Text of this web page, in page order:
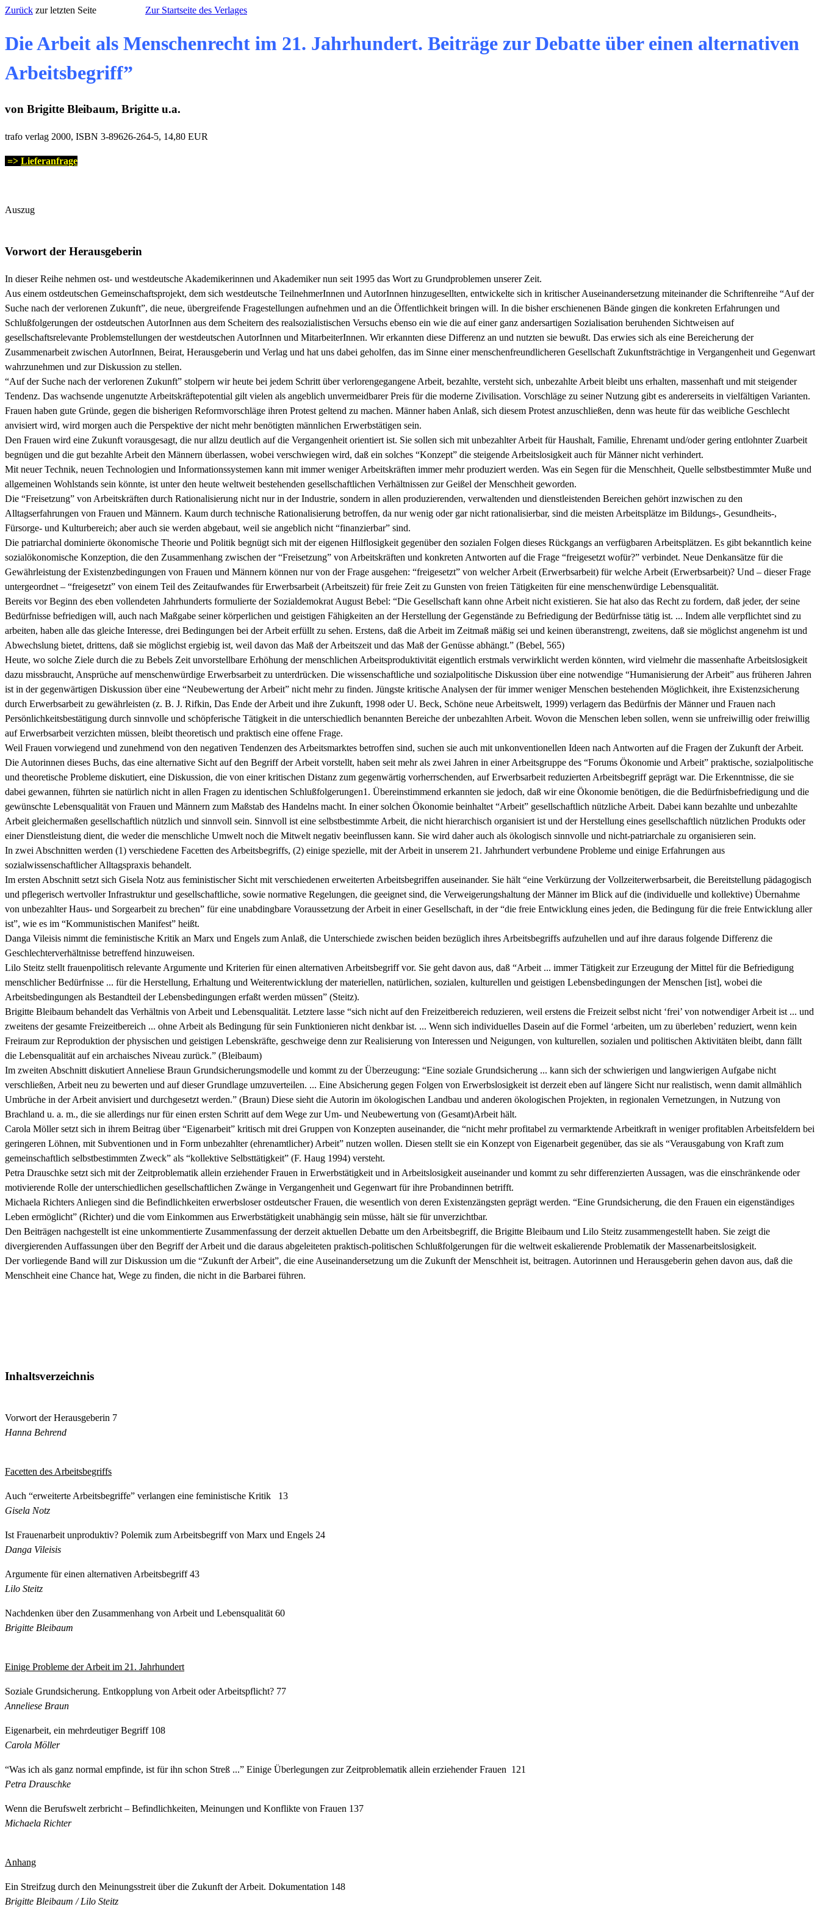
Zurück zur letzten Seite Zur Startseite des Verlages
Die Arbeit als Menschenrecht im 21. Jahrhundert. Beiträge zur Debatte über einen alternativen
Arbeitsbegriff”
von Brigitte Bleibaum, Brigitte u.a.
trafo verlag 2000, ISBN 3-89626-264-5, 14,80 EUR
=> Lieferanfrage
Auszug
Vorwort der Herausgeberin
In dieser Reihe nehmen ost- und westdeutsche Akademikerinnen und Akademiker nun seit 1995 das Wort zu Grundproblemen unserer Zeit.
Aus einem ostdeutschen Gemeinschaftsprojekt, dem sich westdeutsche TeilnehmerInnen und AutorInnen hinzugesellten, entwickelte sich in kritischer Auseinandersetzung miteinander die Schriftenreihe “Auf der
Suche nach der verlorenen Zukunft”, die neue, übergreifende Fragestellungen aufnehmen und an die Öffentlichkeit bringen will. In die bisher erschienenen Bände gingen die konkreten Erfahrungen und
Schlußfolgerungen der ostdeutschen AutorInnen aus dem Scheitern des realsozialistischen Versuchs ebenso ein wie die auf einer ganz andersartigen Sozialisation beruhenden Sichtweisen auf
gesellschaftsrelevante Problemstellungen der westdeutschen AutorInnen und MitarbeiterInnen. Wir erkannten diese Differenz an und nutzten sie bewußt. Das erwies sich als eine Bereicherung der
Zusammenarbeit zwischen AutorInnen, Beirat, Herausgeberin und Verlag und hat uns dabei geholfen, das im Sinne einer menschenfreundlicheren Gesellschaft Zukunftsträchtige in Vergangenheit und Gegenwart
wahrzunehmen und zur Diskussion zu stellen.
“Auf der Suche nach der verlorenen Zukunft” stolpern wir heute bei jedem Schritt über verlorengegangene Arbeit, bezahlte, versteht sich, unbezahlte Arbeit bleibt uns erhalten, massenhaft und mit steigender
Tendenz. Das wachsende ungenutzte Arbeitskräftepotential gilt vielen als angeblich unvermeidbarer Preis für die moderne Zivilisation. Vorschläge zu seiner Nutzung gibt es andererseits in vielfältigen Varianten.
Frauen haben gute Gründe, gegen die bisherigen Reformvorschläge ihren Protest geltend zu machen. Männer haben Anlaß, sich diesem Protest anzuschließen, denn was heute für das weibliche Geschlecht
anvisiert wird, wird morgen auch die Perspektive der nicht mehr benötigten männlichen Erwerbstätigen sein.
Den Frauen wird eine Zukunft vorausgesagt, die nur allzu deutlich auf die Vergangenheit orientiert ist. Sie sollen sich mit unbezahlter Arbeit für Haushalt, Familie, Ehrenamt und/oder gering entlohnter Zuarbeit
begnügen und die gut bezahlte Arbeit den Männern überlassen, wobei verschwiegen wird, daß ein solches “Konzept” die steigende Arbeitslosigkeit auch für Männer nicht verhindert.
Mit neuer Technik, neuen Technologien und Informationssystemen kann mit immer weniger Arbeitskräften immer mehr produziert werden. Was ein Segen für die Menschheit, Quelle selbstbestimmter Muße und
allgemeinen Wohlstands sein könnte, ist unter den heute weltweit bestehenden gesellschaftlichen Verhältnissen zur Geißel der Menschheit geworden.
Die “Freisetzung” von Arbeitskräften durch Rationalisierung nicht nur in der Industrie, sondern in allen produzierenden, verwaltenden und dienstleistenden Bereichen gehört inzwischen zu den
Alltagserfahrungen von Frauen und Männern. Kaum durch technische Rationalisierung betroffen, da nur wenig oder gar nicht rationalisierbar, sind die meisten Arbeitsplätze im Bildungs-, Gesundheits-,
Fürsorge- und Kulturbereich; aber auch sie werden abgebaut, weil sie angeblich nicht “finanzierbar” sind.
Die patriarchal dominierte ökonomische Theorie und Politik begnügt sich mit der eigenen Hilflosigkeit gegenüber den sozialen Folgen dieses Rückgangs an verfügbaren Arbeitsplätzen. Es gibt bekanntlich keine
sozialökonomische Konzeption, die den Zusammenhang zwischen der “Freisetzung” von Arbeitskräften und konkreten Antworten auf die Frage “freigesetzt wofür?” verbindet. Neue Denkansätze für die
Gewährleistung der Existenzbedingungen von Frauen und Männern können nur von der Frage ausgehen: “freigesetzt” von welcher Arbeit (Erwerbsarbeit) für welche Arbeit (Erwerbsarbeit)? Und – dieser Frage
untergeordnet – “freigesetzt” von einem Teil des Zeitaufwandes für Erwerbsarbeit (Arbeitszeit) für freie Zeit zu Gunsten von freien Tätigkeiten für eine menschenwürdige Lebensqualität.
Bereits vor Beginn des eben vollendeten Jahrhunderts formulierte der Sozialdemokrat August Bebel: “Die Gesellschaft kann ohne Arbeit nicht existieren. Sie hat also das Recht zu fordern, daß jeder, der seine
Bedürfnisse befriedigen will, auch nach Maßgabe seiner körperlichen und geistigen Fähigkeiten an der Herstellung der Gegenstände zu Befriedigung der Bedürfnisse tätig ist. ... Indem alle verpflichtet sind zu
arbeiten, haben alle das gleiche Interesse, drei Bedingungen bei der Arbeit erfüllt zu sehen. Erstens, daß die Arbeit im Zeitmaß mäßig sei und keinen überanstrengt, zweitens, daß sie möglichst angenehm ist und
Abwechslung bietet, drittens, daß sie möglichst ergiebig ist, weil davon das Maß der Arbeitszeit und das Maß der Genüsse abhängt.” (Bebel, 565)
Heute, wo solche Ziele durch die zu Bebels Zeit unvorstellbare Erhöhung der menschlichen Arbeitsproduktivität eigentlich erstmals verwirklicht werden könnten, wird vielmehr die massenhafte Arbeitslosigkeit
dazu missbraucht, Ansprüche auf menschenwürdige Erwerbsarbeit zu unterdrücken. Die wissenschaftliche und sozialpolitische Diskussion über eine notwendige “Humanisierung der Arbeit” aus früheren Jahren
ist in der gegenwärtigen Diskussion über eine “Neubewertung der Arbeit” nicht mehr zu finden. Jüngste kritische Analysen der für immer weniger Menschen bestehenden Möglichkeit, ihre Existenzsicherung
durch Erwerbsarbeit zu gewährleisten (z. B. J. Rifkin, Das Ende der Arbeit und ihre Zukunft, 1998 oder U. Beck, Schöne neue Arbeitswelt, 1999) verlagern das Bedürfnis der Männer und Frauen nach
Persönlichkeitsbestätigung durch sinnvolle und schöpferische Tätigkeit in die unterschiedlich benannten Bereiche der unbezahlten Arbeit. Wovon die Menschen leben sollen, wenn sie unfreiwillig oder freiwillig
auf Erwerbsarbeit verzichten müssen, bleibt theoretisch und praktisch eine offene Frage.
Weil Frauen vorwiegend und zunehmend von den negativen Tendenzen des Arbeitsmarktes betroffen sind, suchen sie auch mit unkonventionellen Ideen nach Antworten auf die Fragen der Zukunft der Arbeit.
Die Autorinnen dieses Buchs, das eine alternative Sicht auf den Begriff der Arbeit vorstellt, haben seit mehr als zwei Jahren in einer Arbeitsgruppe des “Forums Ökonomie und Arbeit” praktische, sozialpolitische
und theoretische Probleme diskutiert, eine Diskussion, die von einer kritischen Distanz zum gegenwärtig vorherrschenden, auf Erwerbsarbeit reduzierten Arbeitsbegriff geprägt war. Die Erkenntnisse, die sie
dabei gewannen, führten sie natürlich nicht in allen Fragen zu identischen Schlußfolgerungen1. Übereinstimmend erkannten sie jedoch, daß wir eine Ökonomie benötigen, die die Bedürfnisbefriedigung und die
gewünschte Lebensqualität von Frauen und Männern zum Maßstab des Handelns macht. In einer solchen Ökonomie beinhaltet “Arbeit” gesellschaftlich nützliche Arbeit. Dabei kann bezahlte und unbezahlte
Arbeit gleichermaßen gesellschaftlich nützlich und sinnvoll sein. Sinnvoll ist eine selbstbestimmte Arbeit, die nicht hierarchisch organisiert ist und der Herstellung eines gesellschaftlich nützlichen Produkts oder
einer Dienstleistung dient, die weder die menschliche Umwelt noch die Mitwelt negativ beeinflussen kann. Sie wird daher auch als ökologisch sinnvolle und nicht-patriarchale zu organisieren sein.
In zwei Abschnitten werden (1) verschiedene Facetten des Arbeitsbegriffs, (2) einige spezielle, mit der Arbeit in unserem 21. Jahrhundert verbundene Probleme und einige Erfahrungen aus
sozialwissenschaftlicher Alltagspraxis behandelt.
Im ersten Abschnitt setzt sich Gisela Notz aus feministischer Sicht mit verschiedenen erweiterten Arbeitsbegriffen auseinander. Sie hält “eine Verkürzung der Vollzeiterwerbsarbeit, die Bereitstellung pädagogisch
und pflegerisch wertvoller Infrastruktur und gesellschaftliche, sowie normative Regelungen, die geeignet sind, die Verweigerungshaltung der Männer im Blick auf die (individuelle und kollektive) Übernahme
von unbezahlter Haus- und Sorgearbeit zu brechen” für eine unabdingbare Voraussetzung der Arbeit in einer Gesellschaft, in der “die freie Entwicklung eines jeden, die Bedingung für die freie Entwicklung aller
ist”, wie es im “Kommunistischen Manifest” heißt.
Danga Vileisis nimmt die feministische Kritik an Marx und Engels zum Anlaß, die Unterschiede zwischen beiden bezüglich ihres Arbeitsbegriffs aufzuhellen und auf ihre daraus folgende Differenz die
Geschlechterverhältnisse betreffend hinzuweisen.
Lilo Steitz stellt frauenpolitisch relevante Argumente und Kriterien für einen alternativen Arbeitsbegriff vor. Sie geht davon aus, daß “Arbeit ... immer Tätigkeit zur Erzeugung der Mittel für die Befriedigung
menschlicher Bedürfnisse ... für die Herstellung, Erhaltung und Weiterentwicklung der materiellen, natürlichen, sozialen, kulturellen und geistigen Lebensbedingungen der Menschen [ist], wobei die
Arbeitsbedingungen als Bestandteil der Lebensbedingungen erfaßt werden müssen” (Steitz).
Brigitte Bleibaum behandelt das Verhältnis von Arbeit und Lebensqualität. Letztere lasse “sich nicht auf den Freizeitbereich reduzieren, weil erstens die Freizeit selbst nicht ‘frei’ von notwendiger Arbeit ist ... und
zweitens der gesamte Freizeitbereich ... ohne Arbeit als Bedingung für sein Funktionieren nicht denkbar ist. ... Wenn sich individuelles Dasein auf die Formel ‘arbeiten, um zu überleben’ reduziert, wenn kein
Freiraum zur Reproduktion der physischen und geistigen Lebenskräfte, geschweige denn zur Realisierung von Interessen und Neigungen, von kulturellen, sozialen und politischen Aktivitäten bleibt, dann fällt
die Lebensqualität auf ein archaisches Niveau zurück.” (Bleibaum)
Im zweiten Abschnitt diskutiert Anneliese Braun Grundsicherungsmodelle und kommt zu der Überzeugung: “Eine soziale Grundsicherung ... kann sich der schwierigen und langwierigen Aufgabe nicht
verschließen, Arbeit neu zu bewerten und auf dieser Grundlage umzuverteilen. ... Eine Absicherung gegen Folgen von Erwerbslosigkeit ist derzeit eben auf längere Sicht nur realistisch, wenn damit allmählich
Umbrüche in der Arbeit anvisiert und durchgesetzt werden.” (Braun) Diese sieht die Autorin im ökologischen Landbau und anderen ökologischen Projekten, in regionalen Vernetzungen, in Nutzung von
Brachland u. a. m., die sie allerdings nur für einen ersten Schritt auf dem Wege zur Um- und Neubewertung von (Gesamt)Arbeit hält.
Carola Möller setzt sich in ihrem Beitrag über “Eigenarbeit” kritisch mit drei Gruppen von Konzepten auseinander, die “nicht mehr profitabel zu vermarktende Arbeitkraft in weniger profitablen Arbeitsfeldern bei
geringeren Löhnen, mit Subventionen und in Form unbezahlter (ehrenamtlicher) Arbeit” nutzen wollen. Diesen stellt sie ein Konzept von Eigenarbeit gegenüber, das sie als “Verausgabung von Kraft zum
gemeinschaftlich selbstbestimmten Zweck” als “kollektive Selbsttätigkeit” (F. Haug 1994) versteht.
Petra Drauschke setzt sich mit der Zeitproblematik allein erziehender Frauen in Erwerbstätigkeit und in Arbeitslosigkeit auseinander und kommt zu sehr differenzierten Aussagen, was die einschränkende oder
motivierende Rolle der unterschiedlichen gesellschaftlichen Zwänge in Vergangenheit und Gegenwart für ihre Probandinnen betrifft.
Michaela Richters Anliegen sind die Befindlichkeiten erwerbsloser ostdeutscher Frauen, die wesentlich von deren Existenzängsten geprägt werden. “Eine Grundsicherung, die den Frauen ein eigenständiges
Leben ermöglicht” (Richter) und die vom Einkommen aus Erwerbstätigkeit unabhängig sein müsse, hält sie für unverzichtbar.
Den Beiträgen nachgestellt ist eine unkommentierte Zusammenfassung der derzeit aktuellen Debatte um den Arbeitsbegriff, die Brigitte Bleibaum und Lilo Steitz zusammengestellt haben. Sie zeigt die
divergierenden Auffassungen über den Begriff der Arbeit und die daraus abgeleiteten praktisch-politischen Schlußfolgerungen für die weltweit eskalierende Problematik der Massenarbeitslosigkeit.
Der vorliegende Band will zur Diskussion um die “Zukunft der Arbeit”, die eine Auseinandersetzung um die Zukunft der Menschheit ist, beitragen. Autorinnen und Herausgeberin gehen davon aus, daß die
Menschheit eine Chance hat, Wege zu finden, die nicht in die Barbarei führen.
Inhaltsverzeichnis
Vorwort der Herausgeberin 7
Hanna Behrend
Facetten des Arbeitsbegriffs
Auch “erweiterte Arbeitsbegriffe” verlangen eine feministische Kritik 13
Gisela Notz
Ist Frauenarbeit unproduktiv? Polemik zum Arbeitsbegriff von Marx und Engels 24
Danga Vileisis
Argumente für einen alternativen Arbeitsbegriff 43
Lilo Steitz
Nachdenken über den Zusammenhang von Arbeit und Lebensqualität 60
Brigitte Bleibaum
Einige Probleme der Arbeit im 21. Jahrhundert
Soziale Grundsicherung. Entkopplung von Arbeit oder Arbeitspflicht? 77
Anneliese Braun
Eigenarbeit, ein mehrdeutiger Begriff 108
Carola Möller
“Was ich als ganz normal empfinde, ist für ihn schon Streß ...” Einige Überlegungen zur Zeitproblematik allein erziehender Frauen 121
Petra Drauschke
Wenn die Berufswelt zerbricht – Befindlichkeiten, Meinungen und Konflikte von Frauen 137
Michaela Richter
Anhang
Ein Streifzug durch den Meinungsstreit über die Zukunft der Arbeit. Dokumentation 148
Brigitte Bleibaum / Lilo Steitz